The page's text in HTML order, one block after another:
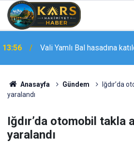
13:56
Vali Yamlı Bal hasadına
13:54
çalıştayı gerçekleştirildi
Anasayfa Gündem
Iğdır’da
yaralandı
Iğdır’da otomobil takla
yaralandı